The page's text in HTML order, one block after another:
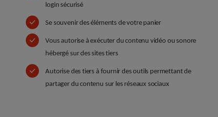
login sécurisé
Se souvenir des éléments de votre panier
Vous autorise à exécuter du contenu vidéo ou sonore
hébergé sur des sites tiers
Autorise des tiers à fournir des outils permettant de
partager du contenu sur les réseaux sociaux